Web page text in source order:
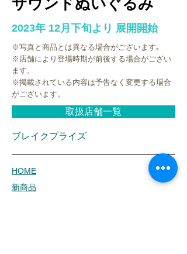
サウンドぬいぐるみ
2023年 12月下旬より 展開開始
※写真と商品とは異なる場合がございます｡
※店舗により登場時期が前後する場合がござい
ます。
※掲載されている内容は予告なく変更する場合
がございます。
取扱店舗一覧
ブレイクプライズ
HOME
新商品